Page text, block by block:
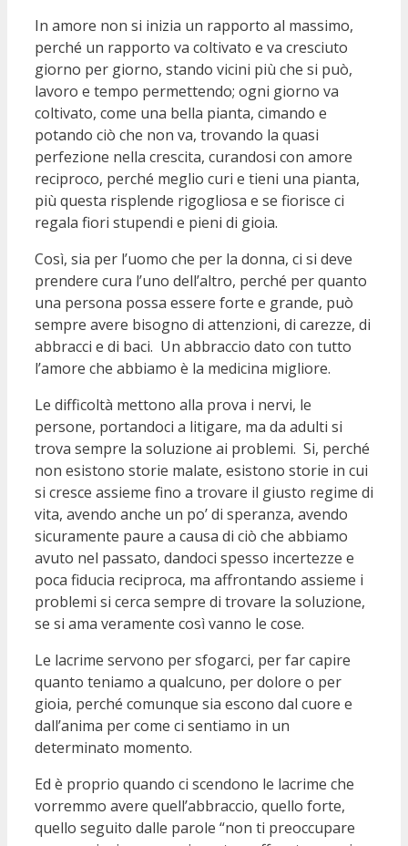
In amore non si inizia un rapporto al massimo,
perché un rapporto va coltivato e va cresciuto
giorno per giorno, stando vicini più che si può,
lavoro e tempo permettendo; ogni giorno va
coltivato, come una bella pianta, cimando e
potando ciò che non va, trovando la quasi
perfezione nella crescita, curandosi con amore
reciproco, perché meglio curi e tieni una pianta,
più questa risplende rigogliosa e se fiorisce ci
regala fiori stupendi e pieni di gioia.
Così, sia per l’uomo che per la donna, ci si deve
prendere cura l’uno dell’altro, perché per quanto
una persona possa essere forte e grande, può
sempre avere bisogno di attenzioni, di carezze, di
abbracci e di baci. Un abbraccio dato con tutto
l’amore che abbiamo è la medicina migliore.
Le difficoltà mettono alla prova i nervi, le
persone, portandoci a litigare, ma da adulti si
trova sempre la soluzione ai problemi. Si, perché
non esistono storie malate, esistono storie in cui
si cresce assieme fino a trovare il giusto regime di
vita, avendo anche un po’ di speranza, avendo
sicuramente paure a causa di ciò che abbiamo
avuto nel passato, dandoci spesso incertezze e
poca fiducia reciproca, ma affrontando assieme i
problemi si cerca sempre di trovare la soluzione,
se si ama veramente così vanno le cose.
Le lacrime servono per sfogarci, per far capire
quanto teniamo a qualcuno, per dolore o per
gioia, perché comunque sia escono dal cuore e
dall’anima per come ci sentiamo in un
determinato momento.
Ed è proprio quando ci scendono le lacrime che
vorremmo avere quell’abbraccio, quello forte,
quello seguito dalle parole “non ti preoccupare